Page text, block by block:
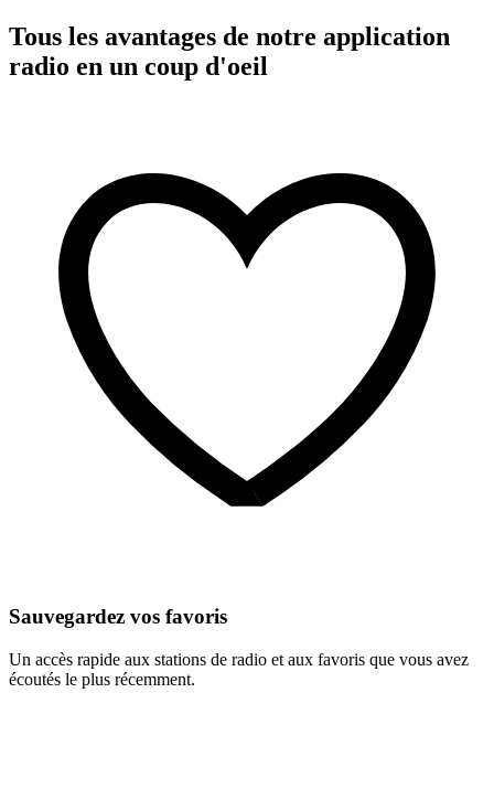
Tous les avantages de notre application
radio en un coup d'oeil
Sauvegardez vos favoris
Un accès rapide aux stations de radio et aux favoris que vous avez
écoutés le plus récemment.